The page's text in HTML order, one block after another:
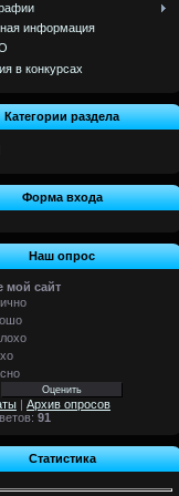
информация
в конкурсах
Категории раздела
Форма входа
Наш опрос
мой сайт
| Архив опросов
91
Статистика